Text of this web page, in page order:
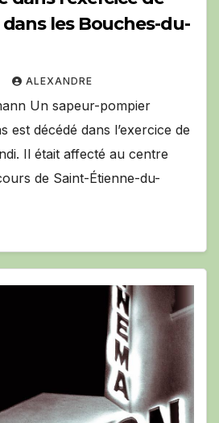
les Bouches-du-
ALEXANDRE
Un sapeur-pompier
est décédé dans l’exercice de
Il était affecté au centre
de Saint-Étienne-du-